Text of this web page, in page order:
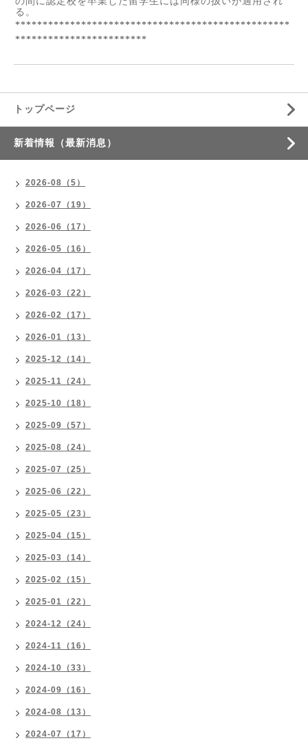
る。
**************************************************
************************
トップページ
新着情報（最新消息）
2026-08（5）
2026-07（19）
2026-06（17）
2026-05（16）
2026-04（17）
2026-03（22）
2026-02（17）
2026-01（13）
2025-12（14）
2025-11（24）
2025-10（18）
2025-09（57）
2025-08（24）
2025-07（25）
2025-06（22）
2025-05（23）
2025-04（15）
2025-03（14）
2025-02（15）
2025-01（22）
2024-12（24）
2024-11（16）
2024-10（33）
2024-09（16）
2024-08（13）
2024-07（17）